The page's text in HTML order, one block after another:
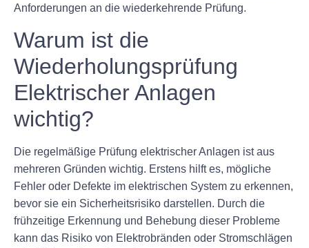
Anforderungen an die wiederkehrende Prüfung.
Warum ist die
Wiederholungsprüfung
Elektrischer Anlagen
wichtig?
Die regelmäßige Prüfung elektrischer Anlagen ist aus
mehreren Gründen wichtig. Erstens hilft es, mögliche
Fehler oder Defekte im elektrischen System zu erkennen,
bevor sie ein Sicherheitsrisiko darstellen. Durch die
frühzeitige Erkennung und Behebung dieser Probleme
kann das Risiko von Elektrobränden oder Stromschlägen